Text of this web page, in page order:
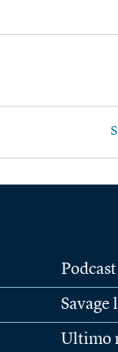
Podcast
Savage
Ultimo